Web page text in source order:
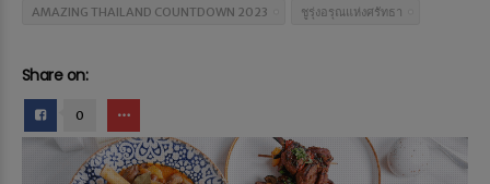
AMAZING THAILAND COUNTDOWN 2023 ชูรุ่งอรุณแห่งศรัทธา
Share on:
0